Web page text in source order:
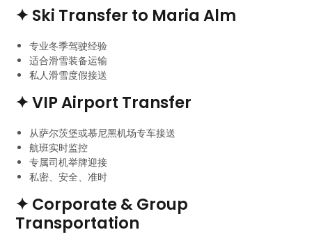
✦ Ski Transfer to Maria Alm
专业冬季驾驶经验
适合滑雪装备运输
私人滑雪度假接送
✦ VIP Airport Transfer
从萨尔茨堡或慕尼黑机场专车接送
航班实时监控
专属司机举牌迎接
私密、安全、准时
✦ Corporate & Group
Transportation